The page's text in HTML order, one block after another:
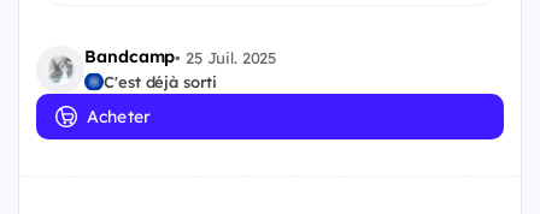
Bandcamp• 25 Juil. 2025
C'est déjà sorti
Acheter